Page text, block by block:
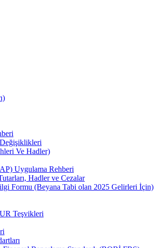
Ve Hadler)
Uygulama Rehberi
Hadler ve Cezalar
Formu (Beyana Tabi olan 2025 Gelirleri İçin)
Teşvikleri